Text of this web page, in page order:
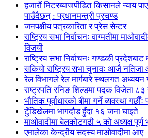
हजारौं मिटरब्याजपीडित किसानले न्याय
पाउँदैछन् : प्रधानमन्त्री प्रचण्ड
जनपक्षीय पत्रकारिता र प्रेस सेन्टर
राष्ट्रिय सभा निर्वाचनः वाग्मतीमा
विजयी
राष्ट्रिय सभा निर्वाचनः गण्डकी
सकियो राष्ट्रिय सभा चुनावः आजै
रेल विभागले रेल मार्गबारे स्थलगत अध्ययन
राष्ट्रपति रनिङ शिल्डमा पदक विजेता ८३
भौतिक पूर्वाधारको बीमा गर्ने व्यवस्था
टुँडिखेलमा भागदौड हुँदा १६ जना घाइते
माओवादीमा बेलकोटगढी ५ को अध्यक्ष पूर्ण
एमालेका केन्द्रीय सदस्य माओ‌वादीमा आए